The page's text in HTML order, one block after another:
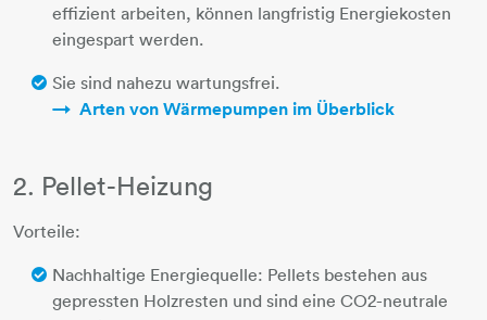
effizient arbeiten, können langfristig Energiekosten
eingespart werden.
Sie sind nahezu wartungsfrei.​​​​
Arten von Wärmepumpen im Überblick
2. Pellet-Heizung
Vorteile:
Nachhaltige Energiequelle: Pellets bestehen aus
gepressten Holzresten und sind eine CO2-neutrale